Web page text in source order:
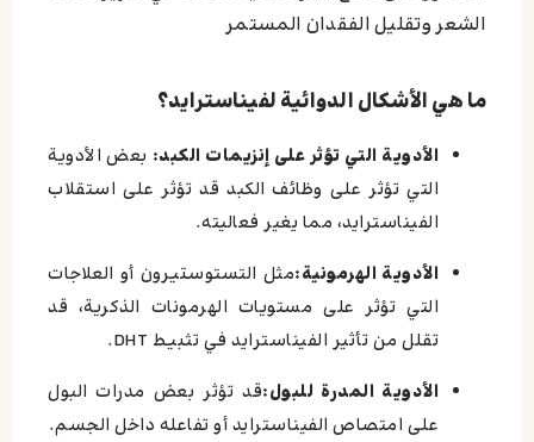
الشعر وتقليل الفقدان المستمر
ما هي الأشكال الدوائية لفيناسترايد؟
الأدوية التي تؤثر على إنزيمات الكبد: بعض الأدوية
التي تؤثر على وظائف الكبد قد تؤثر على استقلاب
الفيناسترايد، مما يغير فعاليته.
الأدوية الهرمونية:مثل التستوستيرون أو العلاجات
التي تؤثر على مستويات الهرمونات الذكرية، قد
تقلل من تأثير الفيناسترايد في تثبيط DHT.
الأدوية المدرة للبول:قد تؤثر بعض مدرات البول
على امتصاص الفيناسترايد أو تفاعله داخل الجسم.